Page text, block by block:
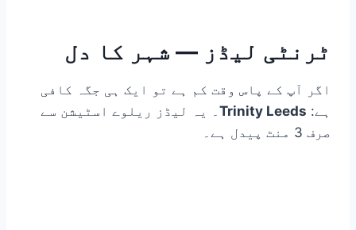
ٹرنٹی لیڈز — شہر کا دل
اگر آپ کے پاس وقت کم ہے تو ایک ہی جگہ کافی
ہے: Trinity Leeds۔ یہ لیڈز ریلوے اسٹیشن سے
صرف 3 منٹ پیدل ہے۔